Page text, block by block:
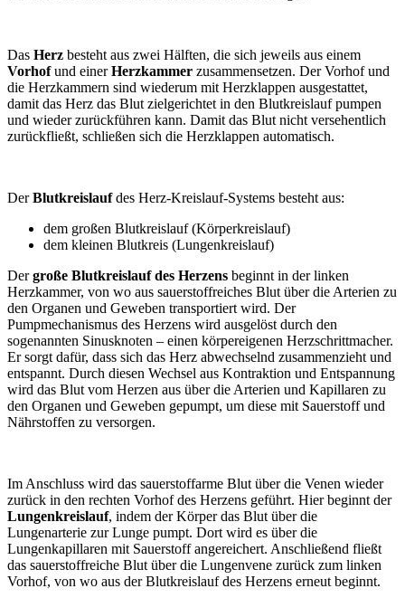
Das Herz besteht aus zwei Hälften, die sich jeweils aus einem
Vorhofund einerHerzkammer zusammensetzen. Der Vorhof und
die Herzkammern sind wiederum mit Herzklappen ausgestattet,
damit das Herz das Blut zielgerichtet in den Blutkreislauf pumpen
und wieder zurückführen kann. Damit das Blut nicht versehentlich
zurückfließt, schließen sich die Herzklappen automatisch.
DerBlutkreislaufdes Herz-Kreislauf-Systems besteht aus:
dem großen Blutkreislauf (Körperkreislauf)
dem kleinen Blutkreis (Lungenkreislauf)
Dergroße Blutkreislauf des Herzens beginnt in der linken
Herzkammer, von wo aus sauerstoffreiches Blut über die Arterien zu
den Organen und Geweben transportiert wird. Der
Pumpmechanismus des Herzens wird ausgelöst durch den
sogenannten Sinusknoten – einen körpereigenen Herzschrittmacher.
Er sorgt dafür, dass sich das Herz abwechselnd zusammenzieht und
entspannt. Durch diesen Wechsel aus Kontraktion und Entspannung
wird das Blut vom Herzen aus über die Arterien und Kapillaren zu
den Organen und Geweben gepumpt, um diese mit Sauerstoff und
Nährstoffen zu versorgen.
Im Anschluss wird das sauerstoffarme Blut über die Venen wieder
zurück in den rechten Vorhof des Herzens geführt. Hier beginnt der
Lungenkreislauf, indem der Körper das Blut über die
Lungenarterie zur Lunge pumpt. Dort wird es über die
Lungenkapillaren mit Sauerstoff angereichert. Anschließend fließt
das sauerstoffreiche Blut über die Lungenvene zurück zum linken
Vorhof, von wo aus der Blutkreislauf des Herzens erneut beginnt.